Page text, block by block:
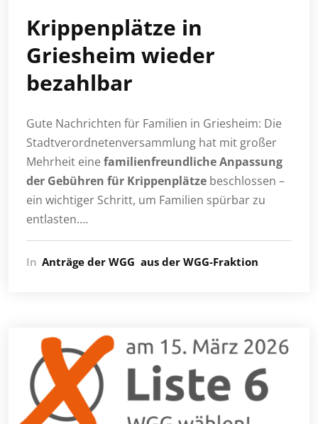
Krippenplätze in
Griesheim wieder
bezahlbar
Gute Nachrichten für Familien in Griesheim: Die
Stadtverordnetenversammlung hat mit großer
Mehrheit eine familienfreundliche Anpassung
der Gebühren für Krippenplätze beschlossen –
ein wichtiger Schritt, um Familien spürbar zu
entlasten.…
In Anträge der WGG aus der WGG-Fraktion